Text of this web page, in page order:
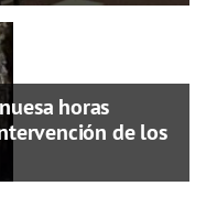
horas
de los